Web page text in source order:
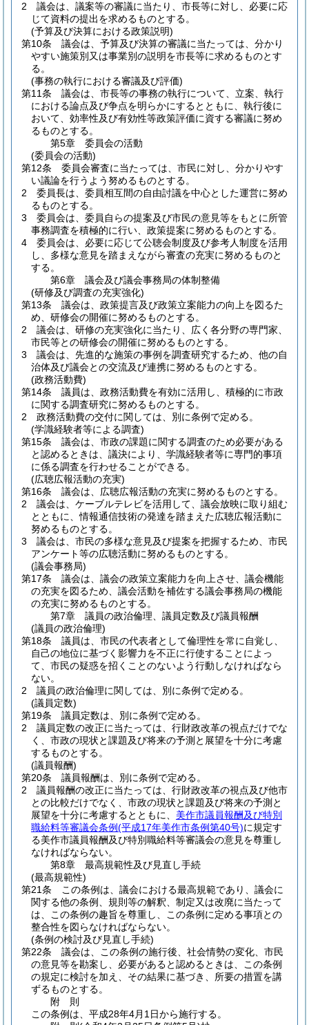
2
議会は、議案等の審議に当たり、市長等に対し、必要に応
じて資料の提出を求めるものとする。
(予算及び決算における政策説明)
第10条
議会は、予算及び決算の審議に当たっては、分かり
やすい施策別又は事業別の説明を市長等に求めるものとす
る。
(事務の執行における審議及び評価)
第11条
議会は、市長等の事務の執行について、立案、執行
における論点及び争点を明らかにするとともに、執行後に
おいて、効率性及び有効性等政策評価に資する審議に努め
るものとする。
第5章
委員会の活動
(委員会の活動)
第12条
委員会審査に当たっては、市民に対し、分かりやす
い議論を行うよう努めるものとする。
2
委員長は、委員相互間の自由討議を中心とした運営に努め
るものとする。
3
委員会は、委員自らの提案及び市民の意見等をもとに所管
事務調査を積極的に行い、政策提案に努めるものとする。
4
委員会は、必要に応じて公聴会制度及び参考人制度を活用
し、多様な意見を踏まえながら審査の充実に努めるものと
する。
第6章
議会及び議会事務局の体制整備
(研修及び調査の充実強化)
第13条
議会は、政策提言及び政策立案能力の向上を図るた
め、研修会の開催に努めるものとする。
2
議会は、研修の充実強化に当たり、広く各分野の専門家、
市民等との研修会の開催に努めるものとする。
3
議会は、先進的な施策の事例を調査研究するため、他の自
治体及び議会との交流及び連携に努めるものとする。
(政務活動費)
第14条
議員は、政務活動費を有効に活用し、積極的に市政
に関する調査研究に努めるものとする。
2
政務活動費の交付に関しては、別に条例で定める。
(学識経験者等による調査)
第15条
議会は、市政の課題に関する調査のため必要がある
と認めるときは、議決により、学識経験者等に専門的事項
に係る調査を行わせることができる。
(広聴広報活動の充実)
第16条
議会は、広聴広報活動の充実に努めるものとする。
2
議会は、ケーブルテレビを活用して、議会放映に取り組む
とともに、情報通信技術の発達を踏まえた広聴広報活動に
努めるものとする。
3
議会は、市民の多様な意見及び提案を把握するため、市民
アンケート等の広聴活動に努めるものとする。
(議会事務局)
第17条
議会は、議会の政策立案能力を向上させ、議会機能
の充実を図るため、議会活動を補佐する議会事務局の機能
の充実に努めるものとする。
第7章
議員の政治倫理、議員定数及び議員報酬
(議員の政治倫理)
第18条
議員は、市民の代表者として倫理性を常に自覚し、
自己の地位に基づく影響力を不正に行使することによっ
て、市民の疑惑を招くことのないよう行動しなければなら
ない。
2
議員の政治倫理に関しては、別に条例で定める。
(議員定数)
第19条
議員定数は、別に条例で定める。
2
議員定数の改正に当たっては、行財政改革の視点だけでな
く、市政の現状と課題及び将来の予測と展望を十分に考慮
するものとする。
(議員報酬)
第20条
議員報酬は、別に条例で定める。
2
議員報酬の改正に当たっては、行財政改革の視点及び他市
との比較だけでなく、市政の現状と課題及び将来の予測と
展望を十分に考慮するとともに、 美作市議員報酬及び特別
職給料等審議会条例(平成17年美作市条例第40号)に規定す
る美作市議員報酬及び特別職給料等審議会の意見を尊重し
なければならない。
第8章
最高規範性及び見直し手続
(最高規範性)
第21条
この条例は、議会における最高規範であり、議会に
関する他の条例、規則等の解釈、制定又は改廃に当たって
は、この条例の趣旨を尊重し、この条例に定める事項との
整合性を図らなければならない。
(条例の検討及び見直し手続)
第22条
議会は、この条例の施行後、社会情勢の変化、市民
の意見等を勘案し、必要があると認めるときは、この条例
の規定に検討を加え、その結果に基づき、所要の措置を講
ずるものとする。
附 則
この条例は、平成28年4月1日から施行する。